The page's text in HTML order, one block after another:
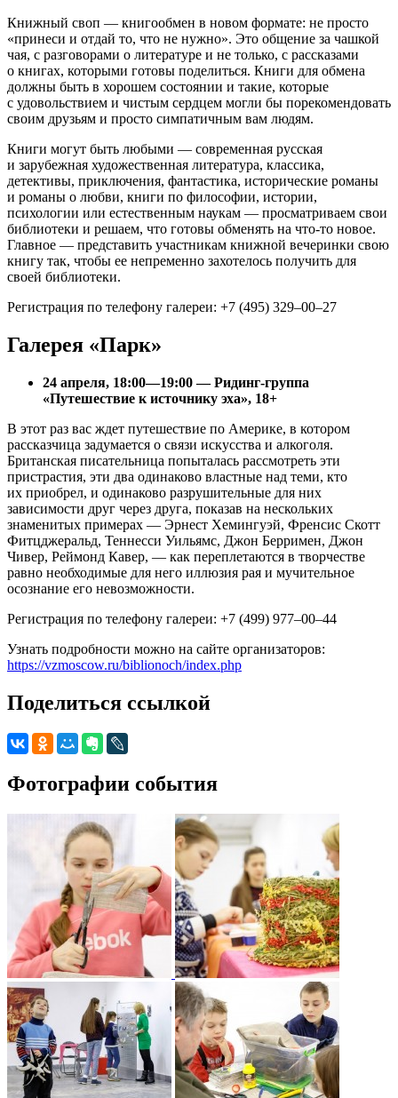
Книжный своп — книгообмен в новом формате: не просто
«принеси и отдай то, что не нужно». Это общение за чашкой
чая, с разговорами о литературе и не только, с рассказами
о книгах, которыми готовы поделиться. Книги для обмена
должны быть в хорошем состоянии и такие, которые
с удовольствием и чистым сердцем могли бы порекомендовать
своим друзьям и просто симпатичным вам людям.
Книги могут быть любыми — современная русская
и зарубежная художественная литература, классика,
детективы, приключения, фантастика, исторические романы
и романы о любви, книги по философии, истории,
психологии или естественным наукам — просматриваем свои
библиотеки и решаем, что готовы обменять на что-то новое.
Главное — представить участникам книжной вечеринки свою
книгу так, чтобы ее непременно захотелось получить для
своей библиотеки.
Регистрация по телефону галереи: +7 (495) 329–00–27
Галерея «Парк»
24 апреля, 18:00—19:00 — Ридинг-группа
«Путешествие к источнику эха», 18+
В этот раз вас ждет путешествие по Америке, в котором
рассказчица задумается о связи искусства и алкоголя.
Британская писательница попыталась рассмотреть эти
пристрастия, эти два одинаково властные над теми, кто
их приобрел, и одинаково разрушительные для них
зависимости друг через друга, показав на нескольких
знаменитых примерах — Эрнест Хемингуэй, Френсис Скотт
Фитцджеральд, Теннесси Уильямс, Джон Берримен, Джон
Чивер, Реймонд Кавер, — как переплетаются в творчестве
равно необходимые для него иллюзия рая и мучительное
осознание его невозможности.
Регистрация по телефону галереи: +7 (499) 977–00–44
Узнать подробности можно на сайте организаторов:
https://vzmoscow.ru/biblionoch/index.php
Поделиться ссылкой
Фотографии события